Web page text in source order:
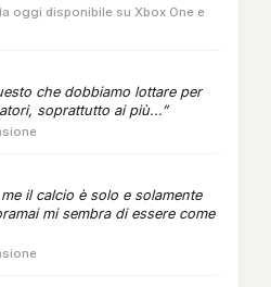
oggi disponibile su Xbox One e
che dobbiamo lottare per
soprattutto ai più...”
il calcio è solo e solamente
mi sembra di essere come